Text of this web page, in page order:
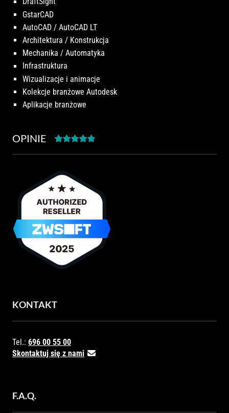
GstarCAD
AutoCAD / AutoCAD LT
Architektura / Konstrukcja
Mechanika / Automatyka
Infrastruktura
Wizualizacje i animacje
Kolekcje branżowe Autodesk
Aplikacje branżowe
OPINIE
KONTAKT
Tel.: 696 00 55 00
Skontaktuj się z nami
F.A.Q.